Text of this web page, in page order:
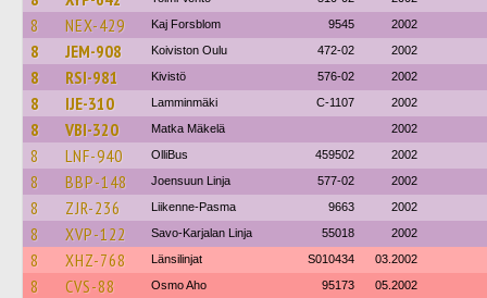
8 NEX-429 Kaj Forsblom 9545 2002
8 JEM-908 Koiviston Oulu 472-02 2002
8 RSI-981 Kivistö 576-02 2002
8 IJE-310 Lamminmäki C-1107 2002
8 VBI-320 Matka Mäkelä 2002
8 LNF-940 OlliBus 459502 2002
8 BBP-148 Joensuun Linja 577-02 2002
8 ZJR-236 Liikenne-Pasma 9663 2002
8 XVP-122 Savo-Karjalan Linja 55018 2002
8 XHZ-768 Länsilinjat S010434 03.2002
8 CVS-88 Osmo Aho 95173 05.2002